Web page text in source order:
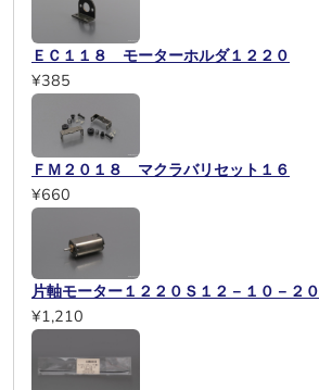
ＥＣ１１８ モーターホルダ１２２０
¥385
ＦＭ２０１８ マクラバリセット１６
¥660
片軸モーター１２２０Ｓ１２－１０－２０
¥1,210